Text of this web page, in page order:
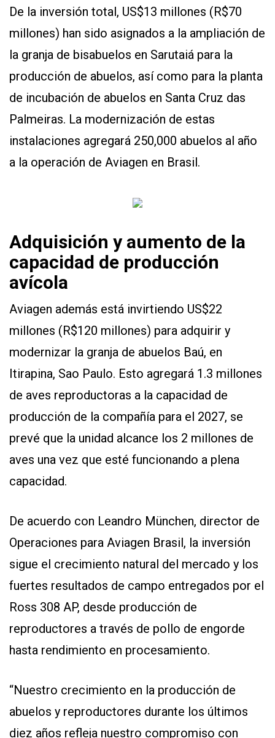
De la inversión total, US$13 millones (R$70
millones) han sido asignados a la ampliación de
la granja de bisabuelos en Sarutaiá para la
producción de abuelos, así como para la planta
de incubación de abuelos en Santa Cruz das
Palmeiras. La modernización de estas
instalaciones agregará 250,000 abuelos al año
a la operación de Aviagen en Brasil.
Adquisición y aumento de la
capacidad de producción
avícola
Aviagen además está invirtiendo US$22
millones (R$120 millones) para adquirir y
modernizar la granja de abuelos Baú, en
Itirapina, Sao Paulo. Esto agregará 1.3 millones
de aves reproductoras a la capacidad de
producción de la compañía para el 2027, se
prevé que la unidad alcance los 2 millones de
aves una vez que esté funcionando a plena
capacidad.
De acuerdo con Leandro München, director de
Operaciones para Aviagen Brasil, la inversión
sigue el crecimiento natural del mercado y los
fuertes resultados de campo entregados por el
Ross 308 AP, desde producción de
reproductores a través de pollo de engorde
hasta rendimiento en procesamiento.
“Nuestro crecimiento en la producción de
abuelos y reproductores durante los últimos
diez años refleja nuestro compromiso con